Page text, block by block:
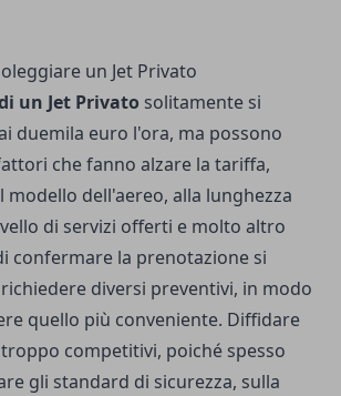
un Jet Privato
un Jet Privato solitamente si
duemila euro l'ora, ma possono
che fanno alzare la tariffa,
modello dell'aereo, alla lunghezza
di servizi offerti e molto altro
confermare la prenotazione si
diversi preventivi, in modo
quello più conveniente. Diffidare
competitivi, poiché spesso
gli standard di sicurezza, sulla